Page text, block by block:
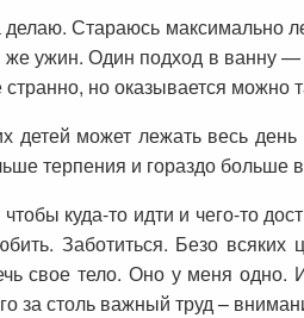
Стараюсь максимально
ужин. Один подход в ванну
но оказывается можно
детей может лежать весь
терпения и гораздо
куда-то идти и чего-то
Заботиться. Безо
свое тело. Оно у меня
за столь важный труд –